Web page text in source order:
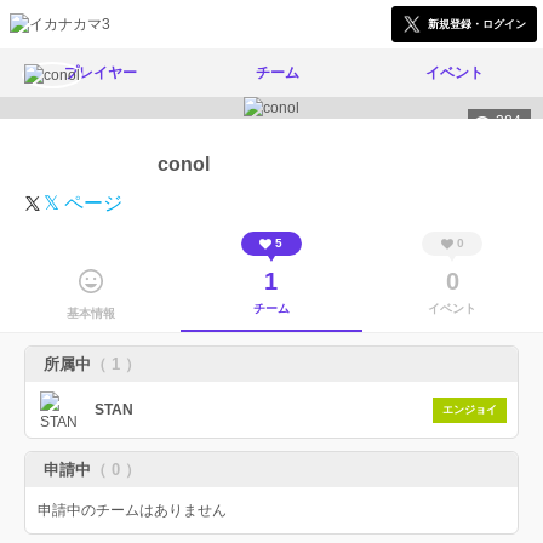
新規登録・ログイン
プレイヤー チーム イベント
384
conol
𝕏 ページ
基本情報
5
1
チーム
0
0
イベント
所属中 （ 1 ）
STAN エンジョイ
申請中 （ 0 ）
申請中のチームはありません